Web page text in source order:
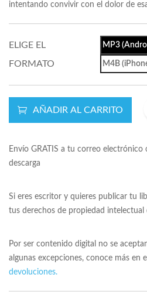
intentando convivir con el dolor de
ELIGE EL
FORMATO
MP3
M4B
AÑADIR AL CARRITO
Envío GRATIS a tu correo electrónico
descarga
Si eres escritor y quieres publicar tu
tus derechos de propiedad intelectual
Por ser contenido digital no se
algunas excepciones, conoce más en
devoluciones.